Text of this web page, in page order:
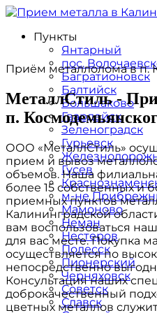
Пункты
Янтарный
пос.
Багратионовск
Балтийск
Большаково
Гвардейск
Зеленоградск
Гурьевск
Гусев
м-не
Мамоново
Неман
Нестеров
Полесск
Пионерский
Черняховск
Советск
Славск
Приём металлолома в п.
МеталлСтиль -
п.
ООО «МеталлСтиль»
прием и вывоз
объемов. Наша
более 15 собственных и
приемных пунктов
Калининградской
вам воспользоваться
для вас месте. Покупка
осуществляется по
непосредственно
Консультация наших
доброкачественный
цветных металлов